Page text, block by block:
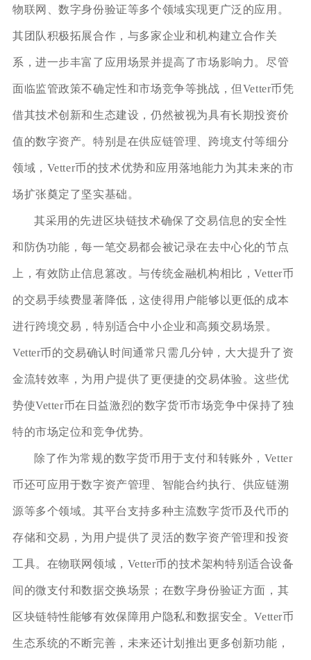
物联网、数字身份验证等多个领域实现更广泛的应用。
其团队积极拓展合作，与多家企业和机构建立合作关
系，进一步丰富了应用场景并提高了市场影响力。尽管
面临监管政策不确定性和市场竞争等挑战，但Vetter币凭
借其技术创新和生态建设，仍然被视为具有长期投资价
值的数字资产。特别是在供应链管理、跨境支付等细分
领域，Vetter币的技术优势和应用落地能力为其未来的市
场扩张奠定了坚实基础。
其采用的先进区块链技术确保了交易信息的安全性
和防伪功能，每一笔交易都会被记录在去中心化的节点
上，有效防止信息篡改。与传统金融机构相比，Vetter币
的交易手续费显著降低，这使得用户能够以更低的成本
进行跨境交易，特别适合中小企业和高频交易场景。
Vetter币的交易确认时间通常只需几分钟，大大提升了资
金流转效率，为用户提供了更便捷的交易体验。这些优
势使Vetter币在日益激烈的数字货币市场竞争中保持了独
特的市场定位和竞争优势。
除了作为常规的数字货币用于支付和转账外，Vetter
币还可应用于数字资产管理、智能合约执行、供应链溯
源等多个领域。其平台支持多种主流数字货币及代币的
存储和交易，为用户提供了灵活的数字资产管理和投资
工具。在物联网领域，Vetter币的技术架构特别适合设备
间的微支付和数据交换场景；在数字身份验证方面，其
区块链特性能够有效保障用户隐私和数据安全。Vetter币
生态系统的不断完善，未来还计划推出更多创新功能，